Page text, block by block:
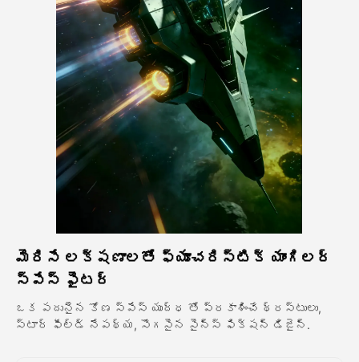
అవతార్ వీడియో
వీడియో
ఇతర సాధనాలు
అన్ని టెంప్లేట్‌లను చూడండి
గ్యాలరీ
మెరిసే లక్షణాలతో ఫ్యూచరిస్టిక్ యాంగిలర్
స్పేస్ ఫైటర్
ఒక పదునైన కోణ స్పేస్ యుద్ధ తో ప్రకాశించే థ్రస్టులు,
స్టార్ ఫీల్డ్ నేపథ్య, సొగసైన సైన్స్ ఫిక్షన్ డిజైన్.